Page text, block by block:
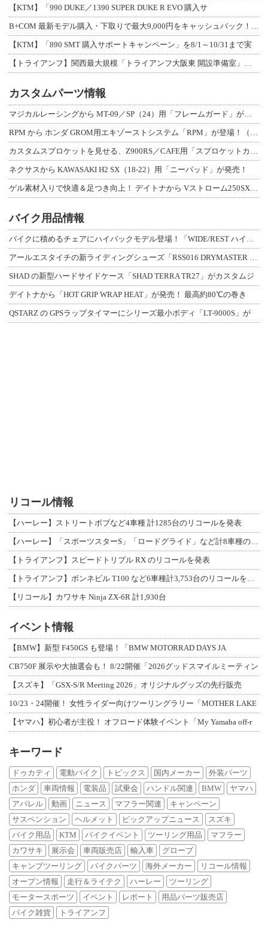
【KTM】「990 DUKE／1390 SUPER DUKE R EVO 購入サ
【KTM】「890 SMT 購入サポートキャンペーン」を8/1～10/31まで実
カスタムパーツ情報
ネクサスから KAWASAKI H2 SX（18-22）用「ニーパッド」が発売！
バイク用品情報
SHAD の新型ハードサイドケース「SHAD TERRA TR27」がカスタムジ
デイトナから「HOT GRIP WRAP HEAT」が発売！ 最高約80℃の巻き
QSTARZ の GPSラップタイマーにシリーズ最小ボディ「LT-9000S」が
リコール情報
【ハーレー】ストリートボブなど4車種 計1285台のリコールを発表
【トライアンフ】スピードトリプル RX のリコールを発表
【リコール】カワサキ Ninja ZX-6R 計1,930台
イベント情報
【BMW】新型 F450GS も登場！「BMW MOTORRAD DAYS JA
CB750F 展示や大抽選会も！ 8/22開催「2026グッドスマイルミーティン
【スズキ】「GSX-S/R Meeting 2026」オリジナルグッズの先行販売
10/23・24開催！ 女性ライダー向けツーリングラリー「MOTHER LAKE
【ヤマハ】初心者が主役！ オフロード体験イベント「My Yamaha off-r
キーワード
ドゥカティ 電動バイク トピックス 国内メーカー
外装パーツ
ホンダ
車両情報 電装品 試乗会 ハンドル関連 BMW
ヤマハ
アパレル
動画 ニュース マフラー関連
キャンペーン
サスペンション
ヘルメット ピックアップニュース
スズキ
バイク用品
KTM バイクイベント ツーリング用品
マフラー
カワサキ
展示会 車両販売店 輸入車
グローブ
キャンプツーリング
バイクパーツ 海外メーカー
リコール情報
オープン情報
走行＆ライテク ハーレー
ツーリング
モータースポーツ
イベント レポート
用品パーツ販売店
バイク雑貨
トライアンフ